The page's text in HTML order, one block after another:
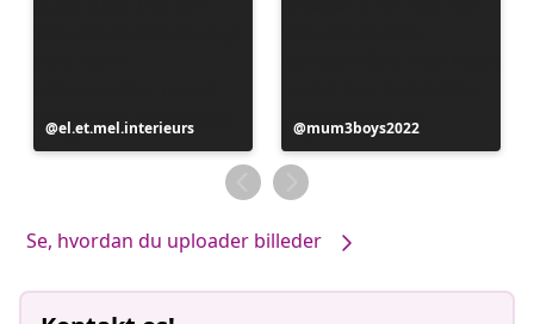
Opslag
offentliggjort
el.et.mel.interieurs
Opslag
offentliggjort
af
mum3boys2022
Se, hvordan du uploader billeder